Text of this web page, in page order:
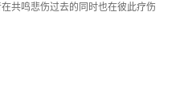
共鸣悲伤过去的同时也在彼此疗伤